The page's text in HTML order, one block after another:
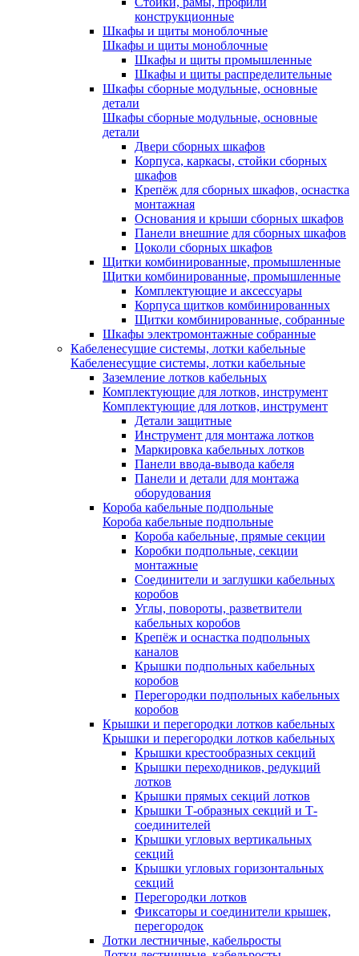
конструкционные
Шкафы и щиты моноблочные
Шкафы и щиты моноблочные
Шкафы и щиты промышленные
Шкафы и щиты распределительные
Шкафы сборные модульные, основные
детали
Шкафы сборные модульные, основные
детали
Двери сборных шкафов
Корпуса, каркасы, стойки сборных
шкафов
Крепёж для сборных шкафов, оснастка
монтажная
Основания и крыши сборных шкафов
Панели внешние для сборных шкафов
Цоколи сборных шкафов
Щитки комбинированные, промышленные
Щитки комбинированные, промышленные
Комплектующие и аксессуары
Корпуса щитков комбинированных
Щитки комбинированные, собранные
Шкафы электромонтажные собранные
Кабеленесущие системы, лотки кабельные
Кабеленесущие системы, лотки кабельные
Заземление лотков кабельных
Комплектующие для лотков, инструмент
Комплектующие для лотков, инструмент
Детали защитные
Инструмент для монтажа лотков
Маркировка кабельных лотков
Панели ввода-вывода кабеля
Панели и детали для монтажа
оборудования
Короба кабельные подпольные
Короба кабельные подпольные
Короба кабельные, прямые секции
Коробки подпольные, секции
монтажные
Соединители и заглушки кабельных
коробов
Углы, повороты, разветвители
кабельных коробов
Крепёж и оснастка подпольных
каналов
Крышки подпольных кабельных
коробов
Перегородки подпольных кабельных
коробов
Крышки и перегородки лотков кабельных
Крышки и перегородки лотков кабельных
Крышки крестообразных секций
Крышки переходников, редукций
лотков
Крышки прямых секций лотков
Крышки Т-образных секций и Т-
соединителей
Крышки угловых вертикальных
секций
Крышки угловых горизонтальных
секций
Перегородки лотков
Фиксаторы и соединители крышек,
перегородок
Лотки лестничные, кабельросты